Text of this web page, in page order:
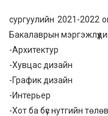
сургуулийн 2021-2022
Бакалаврын
-Архитектур
-Хувцас дизайн
-График дизайн
-Интерьер
-Хот ба бүс нутгийн